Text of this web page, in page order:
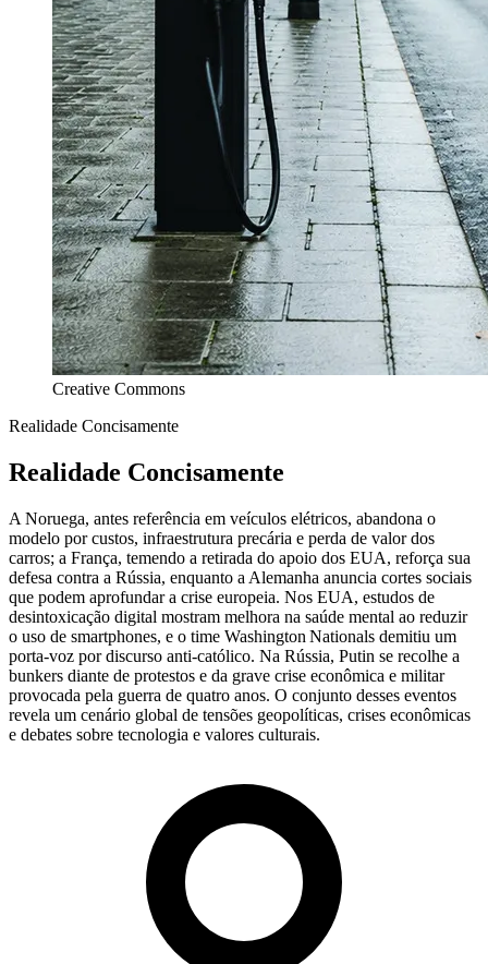
Creative Commons
Realidade Concisamente
Realidade Concisamente
A Noruega, antes referência em veículos elétricos, abandona o
modelo por custos, infraestrutura precária e perda de valor dos
carros; a França, temendo a retirada do apoio dos EUA, reforça sua
defesa contra a Rússia, enquanto a Alemanha anuncia cortes sociais
que podem aprofundar a crise europeia. Nos EUA, estudos de
desintoxicação digital mostram melhora na saúde mental ao reduzir
o uso de smartphones, e o time Washington Nationals demitiu um
porta‑voz por discurso anti‑católico. Na Rússia, Putin se recolhe a
bunkers diante de protestos e da grave crise econômica e militar
provocada pela guerra de quatro anos. O conjunto desses eventos
revela um cenário global de tensões geopolíticas, crises econômicas
e debates sobre tecnologia e valores culturais.